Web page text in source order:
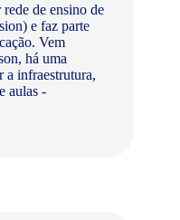
de ensino de
e faz parte
Vem
há uma
a infraestrutura,
aulas -